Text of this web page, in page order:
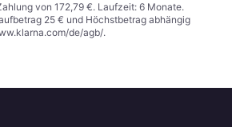
von 172,79 €. Laufzeit: 6 Monate.
25 € und Höchstbetrag abhängig
de/agb/.